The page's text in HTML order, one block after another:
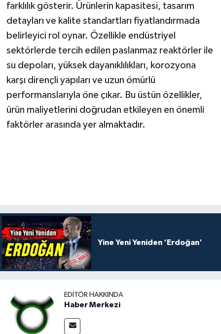
farklılık gösterir. Ürünlerin kapasitesi, tasarım
detayları ve kalite standartları fiyatlandırmada
belirleyici rol oynar. Özellikle endüstriyel
sektörlerde tercih edilen paslanmaz reaktörler ile
su depoları, yüksek dayanıklılıkları, korozyona
karşı dirençli yapıları ve uzun ömürlü
performanslarıyla öne çıkar. Bu üstün özellikler,
ürün maliyetlerini doğrudan etkileyen en önemli
faktörler arasında yer almaktadır.
Yine Yeni Yeniden ‘Erdoğan'
EDITÖR HAKKINDA
Haber Merkezi